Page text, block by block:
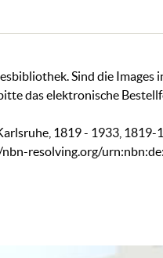
Sind die Images
daselektronische
1819 - 1933, 1819-
resolving.org/